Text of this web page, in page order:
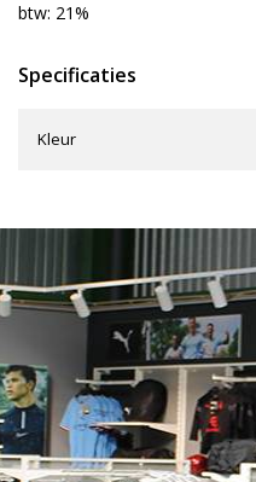
btw: 21%
Specificaties
Kleur